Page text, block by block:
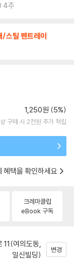
4주
/스틸 펜트레이
1,250원 (5%)
구매 시 2천원 추가 적립
혜택을 확인하세요
크레마클럽
eBook 구독
11(여의도동,
일신빌딩)
변경